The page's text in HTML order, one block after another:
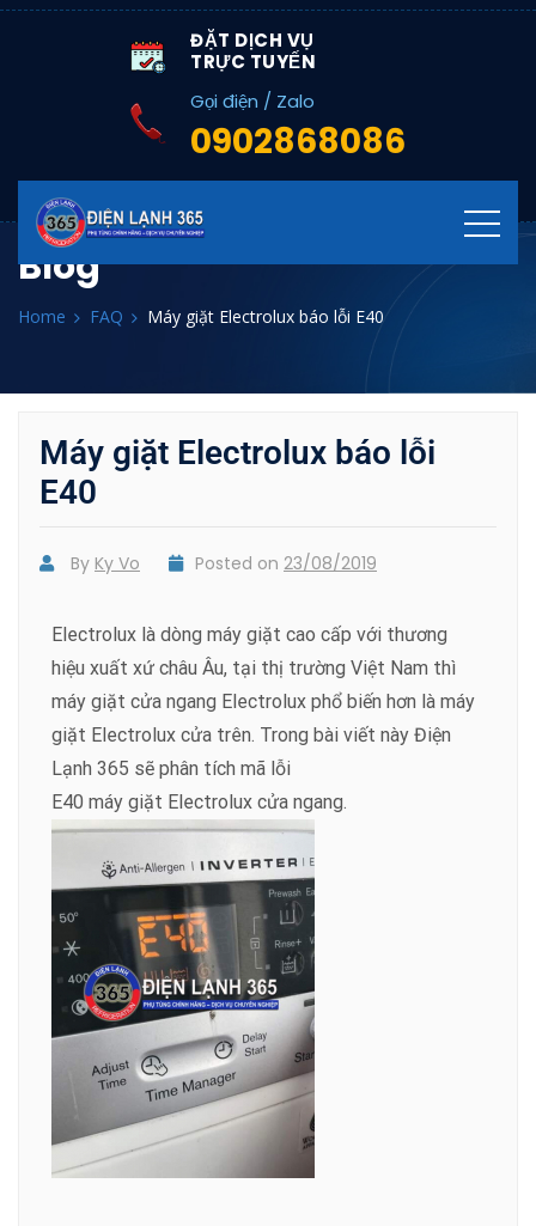
ĐẶT DỊCH VỤ
TRỰC TUYẾN
Gọi điện / Zalo
0902868086
Blog
Home FAQ Máy giặt Electrolux báo lỗi E40
Máy giặt Electrolux báo lỗi
E40
By Ky Vo Posted on 23/08/2019
Electrolux là dòng máy giặt cao cấp với thương
hiệu xuất xứ châu Âu, tại thị trường Việt Nam thì
máy giặt cửa ngang Electrolux phổ biến hơn là máy
giặt Electrolux cửa trên. Trong bài viết này Điện
Lạnh 365 sẽ phân tích mã lỗi
E40 máy giặt Electrolux cửa ngang.